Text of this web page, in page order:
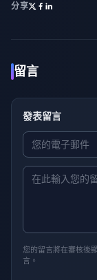
分享
留言
發表留言
您的留言將在審核後
言。